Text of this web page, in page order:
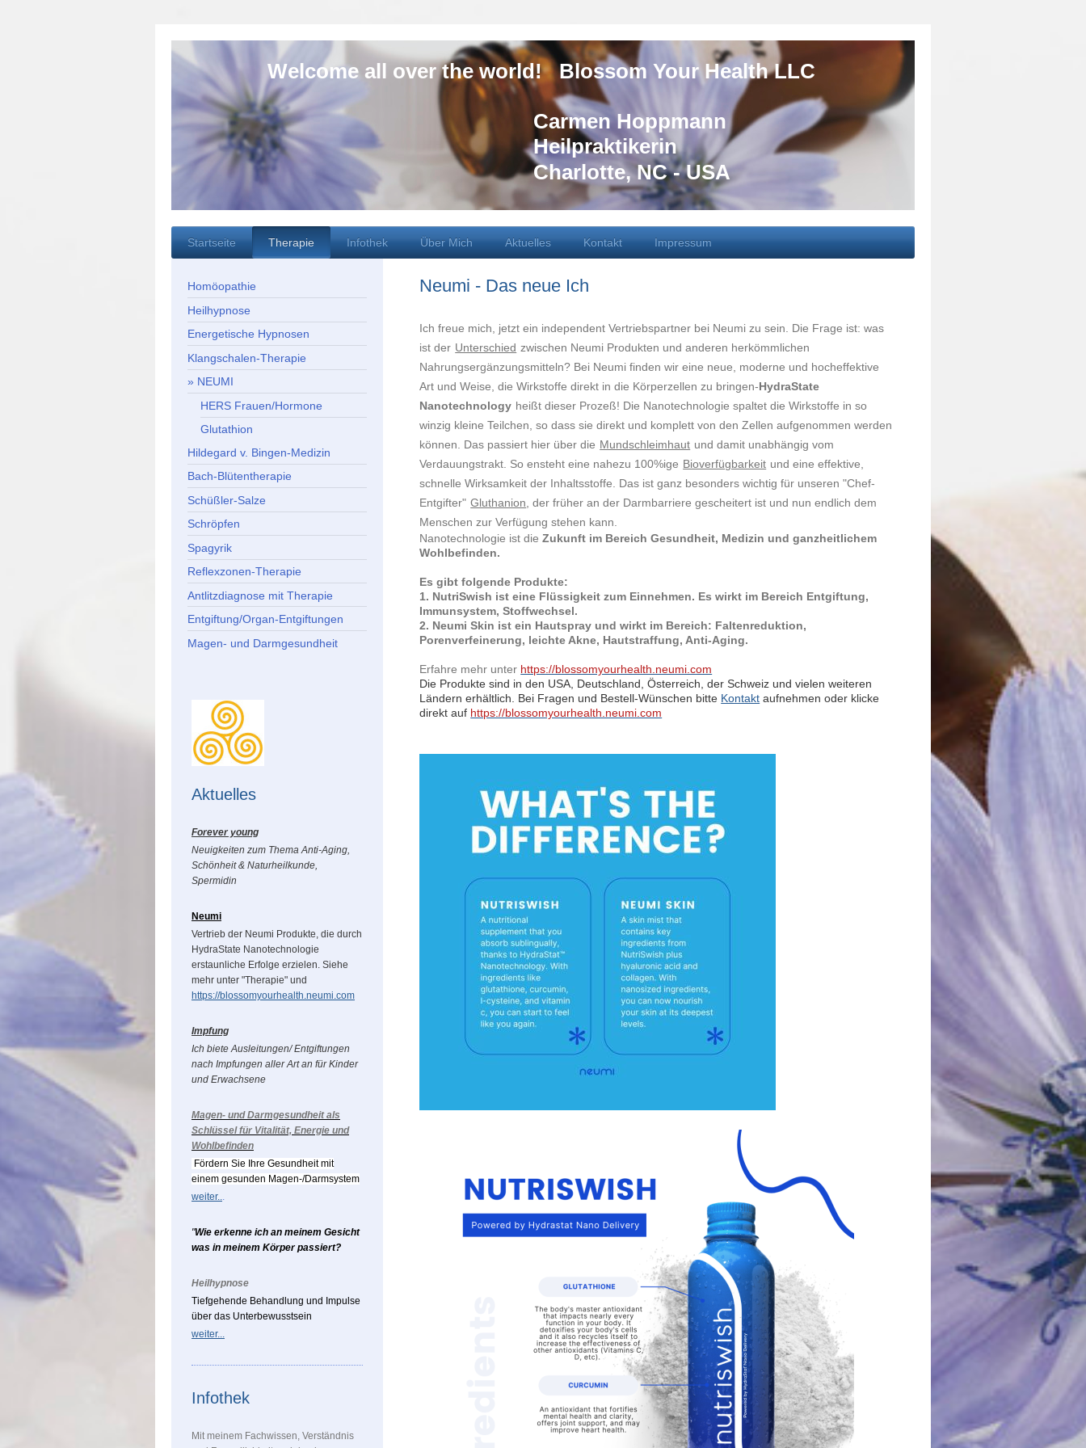
Welcome all over the world! Blossom Your Health LLC
Carmen Hoppmann
Heilpraktikerin
Charlotte, NC - USA
Startseite Therapie Infothek Über Mich Aktuelles Kontakt Impressum
Neumi - Das neue Ich
Ich freue mich, jetzt ein independent Vertriebspartner bei Neumi zu sein. Die Frage ist: was
ist der Unterschied zwischen Neumi Produkten und anderen herkömmlichen
Nahrungsergänzungsmitteln? Bei Neumi finden wir eine neue, moderne und hocheffektive
Art und Weise, die Wirkstoffe direkt in die Körperzellen zu bringen-HydraState
Nanotechnology heißt dieser Prozeß! Die Nanotechnologie spaltet die Wirkstoffe in so
winzig kleine Teilchen, so dass sie direkt und komplett von den Zellen aufgenommen werden
können. Das passiert hier über die Mundschleimhaut und damit unabhängig vom
Verdauungstrakt. So ensteht eine nahezu 100%ige Bioverfügbarkeit und eine effektive,
schnelle Wirksamkeit der Inhaltsstoffe. Das ist ganz besonders wichtig für unseren "Chef-
Entgifter" Gluthanion , der früher an der Darmbarriere gescheitert ist und nun endlich dem
Menschen zur Verfügung stehen kann.
Nanotechnologie ist dieZukunft im Bereich Gesundheit, Medizin und ganzheitlichem
Wohlbefinden.
Es gibt folgende Produkte:
1. NutriSwish ist eine Flüssigkeit zum Einnehmen. Es wirkt im Bereich Entgiftung,
Immunsystem, Stoffwechsel.
2. Neumi Skin ist ein Hautspray und wirkt im Bereich: Faltenreduktion,
Porenverfeinerung, leichte Akne, Hautstraffung, Anti-Aging.
Erfahre mehr unter https://blossomyourhealth.neumi.com
Die Produkte sind in den USA, Deutschland, Österreich, der Schweiz und vielen weiteren
Ländern erhältlich. Bei Fragen und Bestell-Wünschen bitte Kontakt aufnehmen oder klicke
direkt auf https://blossomyourhealth.neumi.com
Homöopathie
Heilhypnose
Energetische Hypnosen
Klangschalen-Therapie
NEUMI
HERS Frauen/Hormone
Glutathion
Hildegard v. Bingen-Medizin
Bach-Blütentherapie
Schüßler-Salze
Schröpfen
Spagyrik
Reflexzonen-Therapie
Antlitzdiagnose mit Therapie
Entgiftung/Organ-Entgiftungen
Magen- und Darmgesundheit
Aktuelles
Forever young
Neuigkeiten zum Thema Anti-Aging,
Schönheit & Naturheilkunde,
Spermidin
Neumi
Vertrieb der Neumi Produkte, die durch
HydraState Nanotechnologie
erstaunliche Erfolge erzielen. Siehe
mehr unter "Therapie" und
https://blossomyourhealth.neumi.com
Impfung
Ich biete Ausleitungen/ Entgiftungen
nach Impfungen aller Art an für Kinder
und Erwachsene
Magen- und Darmgesundheit als
Schlüssel für Vitalität, Energie und
Wohlbefinden
Fördern Sie Ihre Gesundheit mit
einem gesunden Magen-/Darmsystem
weiter...
"Wie erkenne ich an meinem Gesicht
was in meinem Körper passiert?
Heilhypnose
Tiefgehende Behandlung und Impulse
über das Unterbewusstsein
weiter...
Infothek
Mit meinem Fachwissen, Verständnis